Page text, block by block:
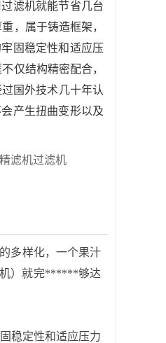
滤机就能节省几台
，属于铸造框架，
固稳定性和适应压
仅结构精密配合，
国外技术几十年认
产生扭曲变形以及
滤机过滤机
多样化，一个果汁
机）就完******够达
稳定性和适应压力